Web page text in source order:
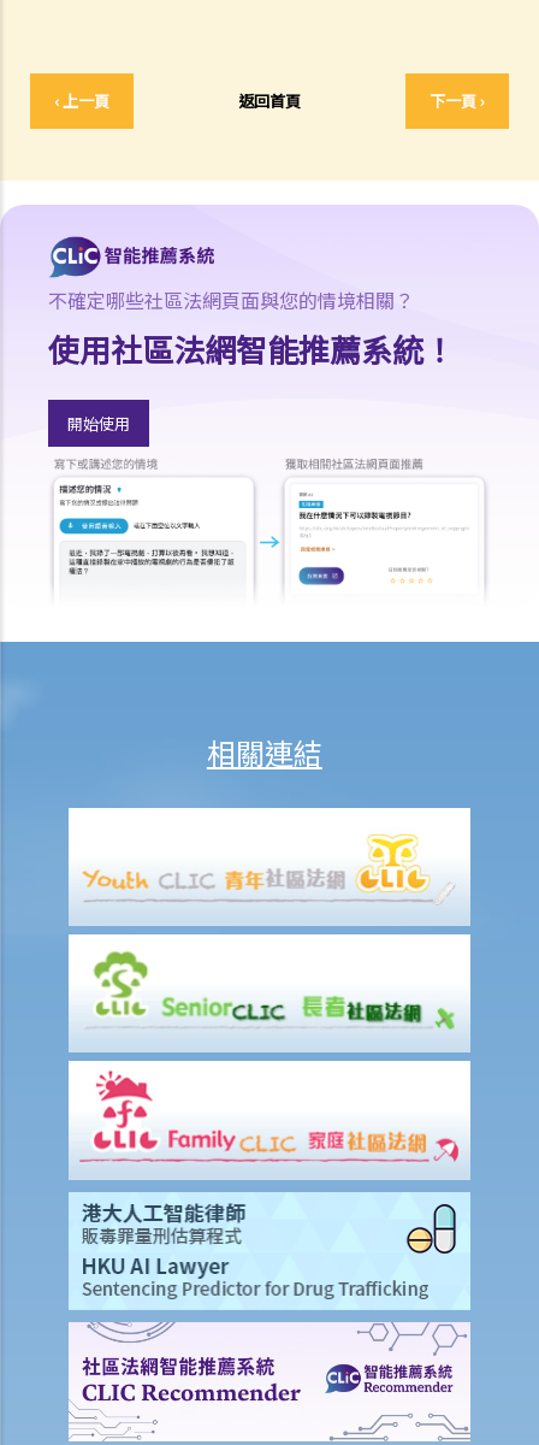
‹ 上一頁 返回首頁 下一頁 ›
失業人士。我可否向給予新聘約的公司採取法律行動或尋求補救方法？
5. 資料及紀錄
金？
2. 我上個月的薪金已被拖欠了十天，我的老闆有否觸犯法律？
否違反僱傭合約？我可否即時終止僱傭合約以及提出索償？
為公司的財政已陷入困境，而公司亦很可能面臨清盤。我能否取回全部
（或部分）薪金？
5. 假如僱主面臨破產 / 清盤，我可以從哪處獲得協助？
6. 如果我上班遲到，我的僱主可以扣除我的工資嗎？
7. 僱主可否單方面減少僱員的工資，安排無薪假，或更改僱傭合約條款
9. 工資是否包括酌情發給的佣金或花紅？
C. 終止僱傭關係及所需之補償
1. 繳付終止合約款項之時限
2. 發出通知終止合約
2. 違例及刑罰
3. 代通知金
6. 暫停僱用
9. 不當地終止合約
1. 不合理解僱
1. 僱傭合約終止後的限制條款
2. 不合理更改僱傭合約條款
3. 不合理及不合法解僱
4. 不合理解僱的補償
2. 我懷疑公司內某銷售員不斷將客戶資料給予本公司的競爭對手，所以
我想解僱此職員。我可否不給予他預先通知（或代通知金）而立刻解僱
2. 我是一名辦公室文員，但老闆經常指令我在貨倉內搬運重物，我認為
此工作與我的職責不符，而老闆亦沒有在我面試時說明此項職責。我可
否不給予他預先通知（或代通知金）而辭職？
不確定哪些社區法網頁面與您的情境相關？
使用社區法網智能推薦系統！
開始使用
相關連結